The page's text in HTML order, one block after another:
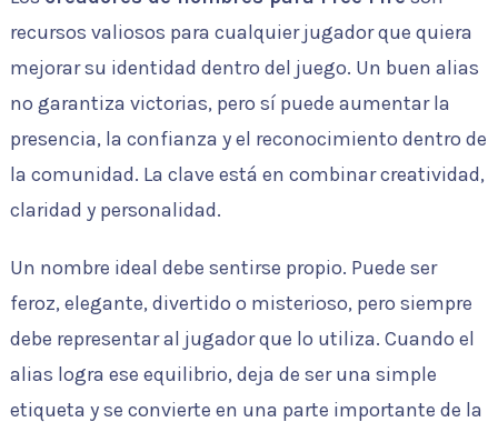
recursos valiosos para cualquier jugador que quiera
mejorar su identidad dentro del juego. Un buen alias
no garantiza victorias, pero sí puede aumentar la
presencia, la confianza y el reconocimiento dentro de
la comunidad. La clave está en combinar creatividad,
claridad y personalidad.
Un nombre ideal debe sentirse propio. Puede ser
feroz, elegante, divertido o misterioso, pero siempre
debe representar al jugador que lo utiliza. Cuando el
alias logra ese equilibrio, deja de ser una simple
etiqueta y se convierte en una parte importante de la